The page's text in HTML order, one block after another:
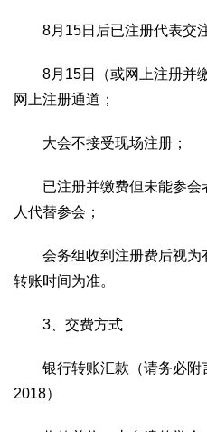
8月15日后已注册代表交注
8月15日（或网上注册并缴
网上注册通道；
大会不接受现场注册；
已注册并缴费但未能参会
人代替参会；
会务组收到注册费后视为
转账时间为准。
3、交费方式
银行转账汇款（请务必附
2018）